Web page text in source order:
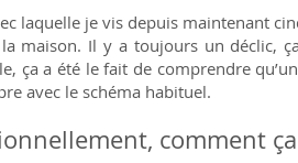
laquelle je vis depuis maintenant
maison. Il y a toujours un déclic,
ça a été le fait de comprendre
avec le schéma habituel.
comment